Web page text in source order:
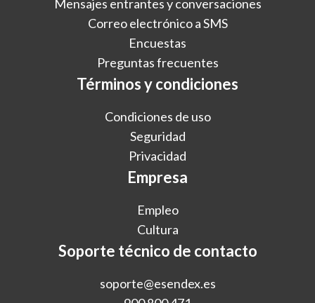
Mensajes entrantes y conversaciones
Correo electrónico a SMS
Encuestas
Preguntas frecuentes
Términos y condiciones
Condiciones de uso
Seguridad
Privacidad
Empresa
Empleo
Cultura
Soporte técnico de contacto
soporte@esendex.es